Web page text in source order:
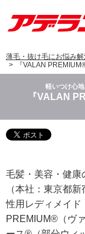
薄毛・抜け毛にお悩み
『VALAN
軽いつけ心
『VALAN
毛髪・美容・健康
（本社：東京都
性用レディメイド
PREMIUM®（ヴ